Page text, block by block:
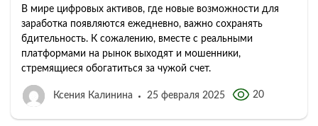
В мире цифровых активов, где новые возможности для
заработка появляются ежедневно, важно сохранять
бдительность. К сожалению, вместе с реальными
платформами на рынок выходят и мошенники,
стремящиеся обогатиться за чужой счет.
Ксения Калинина 25 февраля 2025 20